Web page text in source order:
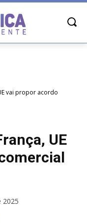
vai propor acordo
UE
2025